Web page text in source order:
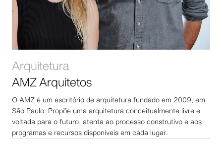
Arquitetura
AMZ Arquitetos
O AMZ é um escritório de arquitetura fundado em 2009, em
São Paulo. Propõe uma arquitetura conceitualmente livre e
voltada para o futuro, atenta ao processo construtivo e aos
programas e recursos disponíveis em cada lugar.